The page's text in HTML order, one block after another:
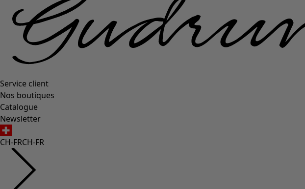
Service client
Nos boutiques
Catalogue
Newsletter
CH-FRCH-FR